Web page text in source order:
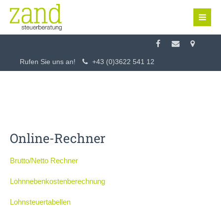
Login
Register|Lost your password?
Support
Rufen Sie uns an! +43 (0)3622 541 12
Online-Rechner
Brutto/Netto Rechner
Lohnnebenkostenberechnung
Lohnsteuertabellen